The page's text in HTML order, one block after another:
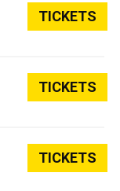
TICKETS
TICKETS
TICKETS